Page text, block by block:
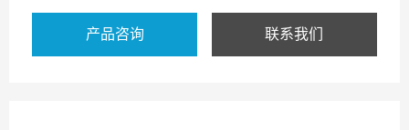
产品咨询 联系我们